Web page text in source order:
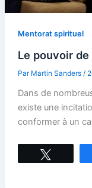
Mentorat spirituel
Le pouvoir
Par Martin Sanders /
Dans de
existe une
conformer à un